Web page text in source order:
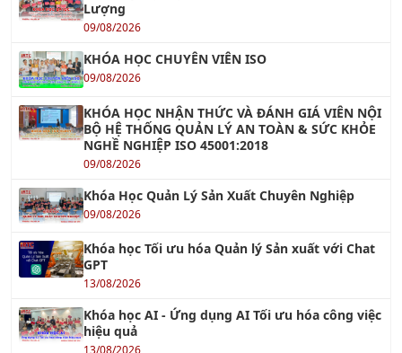
Khóa học Xây Dựng Khung Năng Lực Nhân Sự
Khóa học Xây dựng Đội Ngũ Kế Thừa
Khóa học Kỹ năng Kích hoạt Năng suất Nhân
viên
13/08/2026
KHÓA AI
GPT
13/08/2026
ChatGPT
13/08/2026